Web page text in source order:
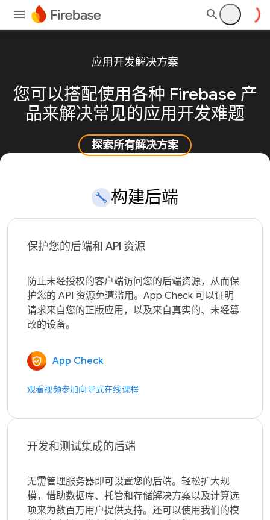
应用开发解决方案
您可以搭配使用各种 Firebase 产
品来解决常见的应用开发难题
探索所有解决方案
构建后端
保护您的后端和 API 资源
防止未经授权的客户端访问您的后端资源，从而保
护您的 API 资源免遭滥用。App Check 可以证明
请求来自您的正版应用，以及来自真实的、未经篡
App Check
观看视频参加向导式在线课程
开发和测试集成的后端
无需管理服务器即可设置您的后端。轻松扩大规
模，借助数据库、托管和存储解决方案以及计算选
项来为数百万用户提供支持。还可以使用我们的模